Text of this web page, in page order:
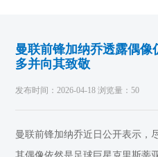
曼联前锋加纳乔透露偶像
多并向其致敬
发布时间：2026-04-18 浏览量：50
曼联前锋加纳乔近日公开表示，